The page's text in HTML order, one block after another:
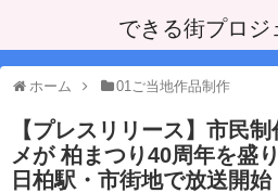
できる街プロジ
ホーム 01ご当地作品制作
【プレスリリース】市民
メが 柏まつり40周年を盛
日柏駅・市街地で放送開始